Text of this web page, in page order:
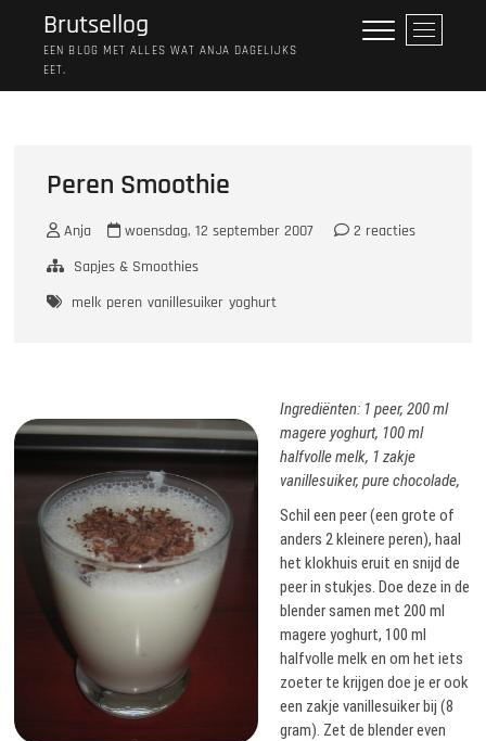
Brutsellog
EEN BLOG MET ALLES WAT ANJA DAGELIJKS
EET.
M
e
Peren Smoothie
Anja woensdag, 12 september 2007
2 reacties
Sapjes & Smoothies
melk peren vanillesuiker yoghurt
Ingrediënten: 1 peer, 200 ml
magere yoghurt, 100 ml
halfvolle melk, 1 zakje
vanillesuiker, pure chocolade,
Schil een peer (een grote of
anders 2 kleinere peren), haal
het klokhuis eruit en snijd de
peer in stukjes. Doe deze in de
blender samen met 200 ml
magere yoghurt, 100 ml
halfvolle melk en om het iets
zoeter te krijgen doe je er ook
een zakje vanillesuiker bij (8
gram). Zet de blender even